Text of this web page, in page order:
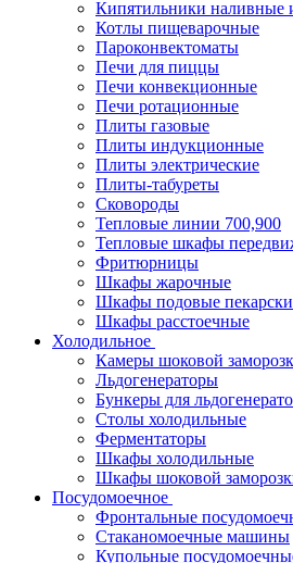
Кипятильники наливные
Котлы пищеварочные
Пароконвектоматы
Печи для пиццы
Печи конвекционные
Печи ротационные
Плиты газовые
Плиты индукционные
Плиты электрические
Плиты-табуреты
Сковороды
Тепловые линии 700,900
Тепловые шкафы
Фритюрницы
Шкафы жарочные
Шкафы подовые
Шкафы расстоечные
Холодильное
Камеры шоковой
Льдогенераторы
Бункеры для
Столы холодильные
Ферментаторы
Шкафы холодильные
Шкафы шоковой
Посудомоечное
Фронтальные
Стаканомоечные машины
Купольные